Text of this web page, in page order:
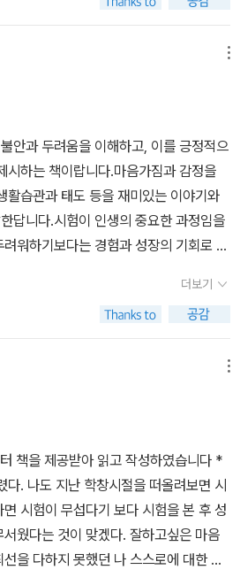
해야겠다.
까지 그래왔던것처럼, 앞으로도 늘 지
.​이 시리즈 전체 모두 재밌고 알찬 책이
우고 있는 부모에게 강력 추천한다.육
잖은 책들보다 아이와 함께 이 시리즈 보
어지는 다음 책들이 아직은 없지만 계
이무서울때는어떻게해요#이수경#자음
#대한초등교사협회#대한초등교사협회
추천도서#시험#육아#교육
이해할 수 있을 것 같다고 얘기하는데
리고선 시험이 싫었던 시우가 극복했던 방
럼 '이럴 때는 어떻게 해요?'는 초등 저
수 있는 이야기들인데요.이번 시리즈는
치르는모든 학생들이 공감할 만 한 이
부할 시간이 많이 남은 아이와 그 시간
이 함께 보면 좋을 것 같아요.잘했다는
록 해야겠
말을 먼저 할 수 있도록노력해야겠어요
공받아 솔직하게 작성한 서평입니다.
안과 두려움을 이해하고, 이를 긍정적으
시하는 책이랍니다.마음가짐과 감정을
활습관과 태도 등을 재미있는 이야기와
답니다.시험이 인생의 중요한 과정임을
워하기보다는 경험과 성장의 기회로 삼
실패를 두려워하기보다는 배움의 기회로
단지 점수를 매기는 기준이 아니라 자신
는 점을 다시 한번 깨달을 수 있었어요.
태도를 유지하고, 지나치게 완벽을 추
본인의 주관적인 견해에 의하여 작성
더보기
책을 제공받아 읽고 작성하였습니다 *
. 나도 지난 학창시절을 떠올려보면 시
시험이 무섭다기 보다 시험을 본 후 성
웠다는 것이 맞겠다. 잘하고싶은 마음
을 다하지 못했던 나 스스로에 대한 실